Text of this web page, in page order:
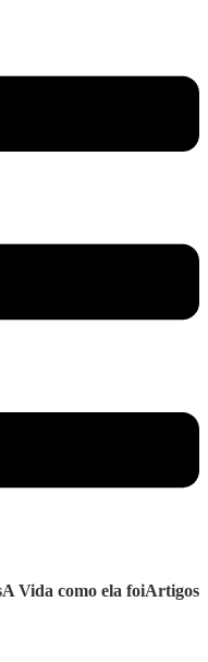
A Vida como ela foiArtigos